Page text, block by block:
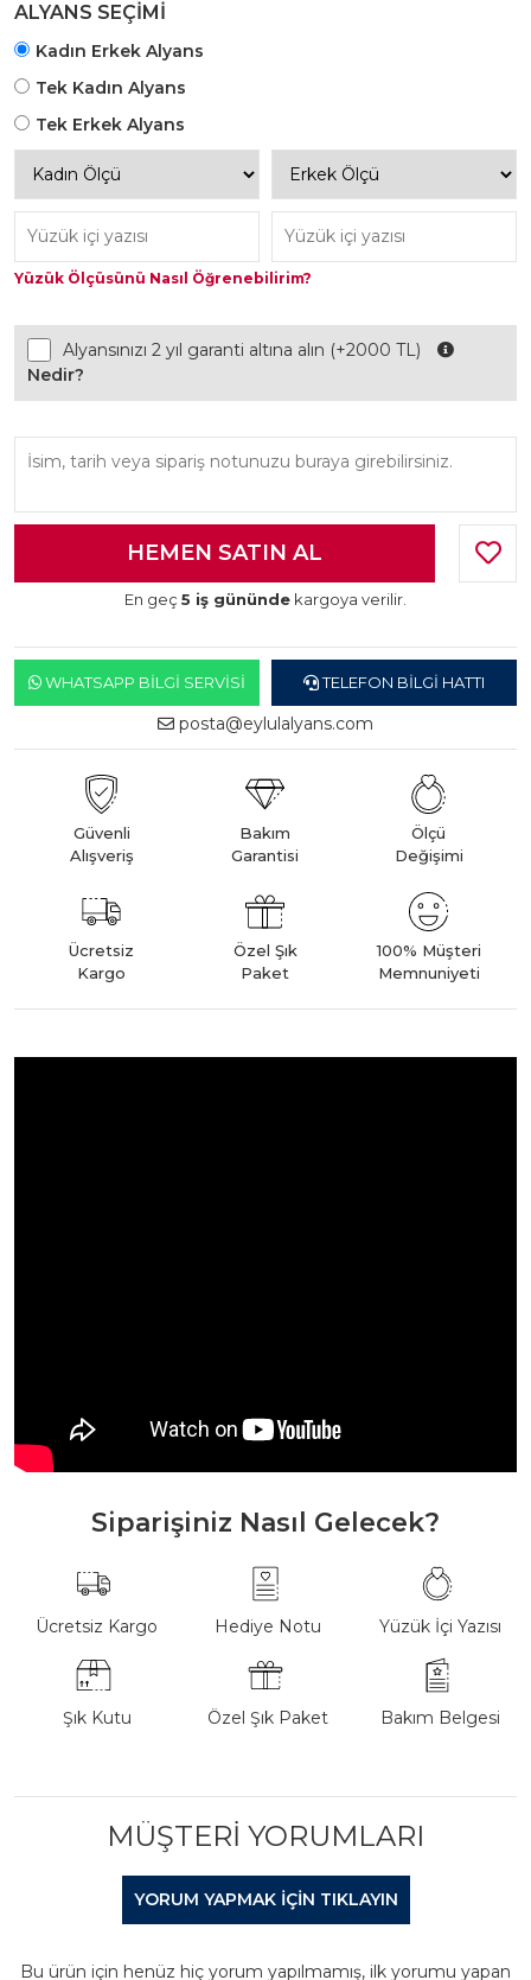
ALYANS SEÇİMİ
Kadın Erkek Alyans
Tek Kadın Alyans
Tek Erkek Alyans
Yüzük Ölçüsünü Nasıl Öğrenebilirim?
Alyansınızı 2 yıl garanti altına alın (+2000 TL)
Nedir?
En geç 5 iş gününde kargoya verilir.
WHATSAPP BILGI SERVISI TELEFON BILGI HATTI
posta@eylulalyans.com
Güvenli
Alışveriş
Bakım
Garantisi
Ölçü
Değişimi
Ücretsiz
Kargo
Özel Şık
Paket
100% Müşteri
Memnuniyeti
Siparişiniz Nasıl Gelecek?
Ücretsiz Kargo Hediye Notu Yüzük İçi Yazısı
Şık Kutu Özel Şık Paket Bakım Belgesi
MÜŞTERI YORUMLARI
YORUM YAPMAK IÇIN TIKLAYIN
Bu ürün için henüz hiç yorum yapılmamış, ilk yorumu yapan